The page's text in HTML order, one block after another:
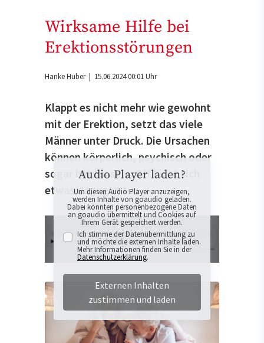
Wirksame Hilfe bei
Erektionsstörungen
Hanke Huber| 15.06.2024 00:01 Uhr
Klappt es nicht mehr wie gewohnt
mit der Erektion, setzt das viele
Männer unter Druck. Die Ursachen
können körperlich, psychisch oder
sogar beides sein. Oft lässt sich
etwas dagegen tun.
Audio Player laden?
Um diesen Audio Player anzuzeigen,
werden Inhalte von goaudio geladen.
Dabei könnten personenbezogene Daten
an goaudio übermittelt und Cookies auf
Ihrem Gerät gespeichert werden.
Ich stimme der Datenübermittlung zu
und möchte die externen Inhalte laden.
Mehr Informationen finden Sie in der
Datenschutzerklärung.
Externen Inhalten
zustimmen und laden